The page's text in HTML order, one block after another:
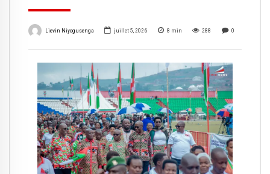
Lievin Niyogusenga juillet 5, 2026 8 min 288 0